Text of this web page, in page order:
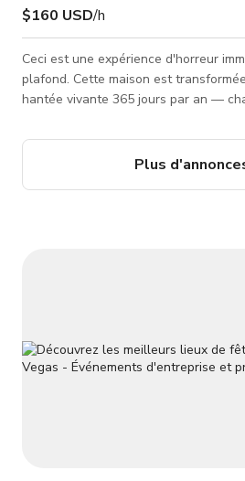
$160 USD/h
Ceci est une expérience d'horreur
plafond. Cette maison est
hantée vivante 365 jours par an —
Halloween ne finit jamais.
Plus